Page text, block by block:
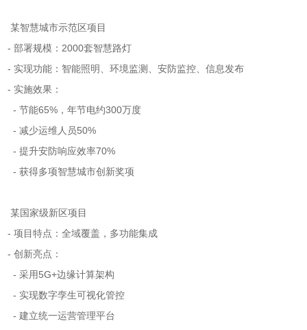
某智慧城市示范区项目
- 部署规模：2000套智慧路灯
- 实现功能：智能照明、环境监测、安防监控、信息发布
- 实施效果：
- 节能65%，年节电约300万度
- 减少运维人员50%
- 提升安防响应效率70%
- 获得多项智慧城市创新奖项
某国家级新区项目
- 项目特点：全域覆盖，多功能集成
- 创新亮点：
- 采用5G+边缘计算架构
- 实现数字孪生可视化管控
- 建立统一运营管理平台